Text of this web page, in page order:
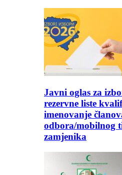
Javni oglas za
rezervne liste
imenovanje
odbora/mobilnog
zamjenika